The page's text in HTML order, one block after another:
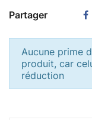
Partager
Aucune prime
produit, car
réduction